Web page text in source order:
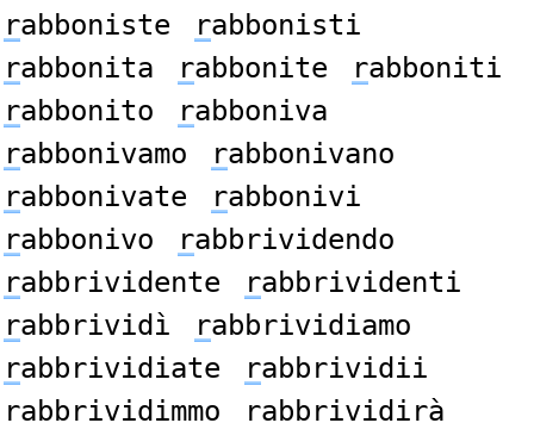
rabboniste rabbonisti
rabbonita rabbonite rabboniti
rabbonito rabboniva
rabbonivamo rabbonivano
rabbonivate rabbonivi
rabbonivo rabbrividendo
rabbrividente rabbrividenti
rabbrividì rabbrividiamo
rabbrividiate rabbrividii
rabbrividimmo rabbrividirà